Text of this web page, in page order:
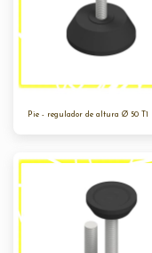
Pie - regulador de altura Ø 50 T1